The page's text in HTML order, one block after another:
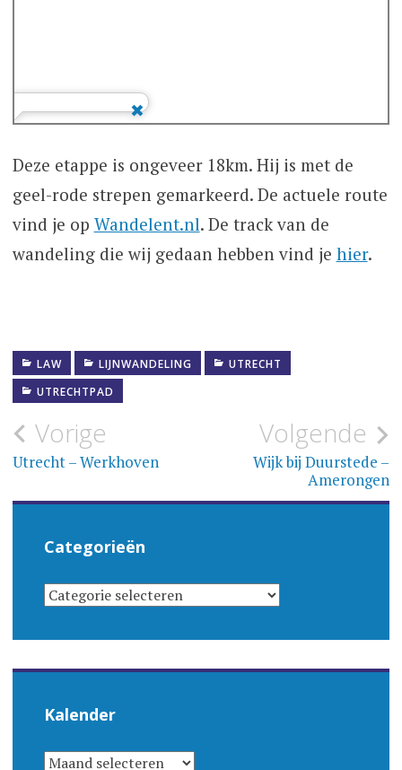
Deze etappe is ongeveer 18km. Hij is met de
geel-rode strepen gemarkeerd. De actuele route
vind je op Wandelent.nl. De track van de
wandeling die wij gedaan hebben vind je hier.
LAW LIJNWANDELING
UTRECHT
UTRECHTPAD
Bericht
navigatie
Vorige
Utrecht – Werkhoven
Volgende
Wijk bij Duurstede –
Amerongen
Categorieën
CATEGORIEËN
Kalender
KALENDER